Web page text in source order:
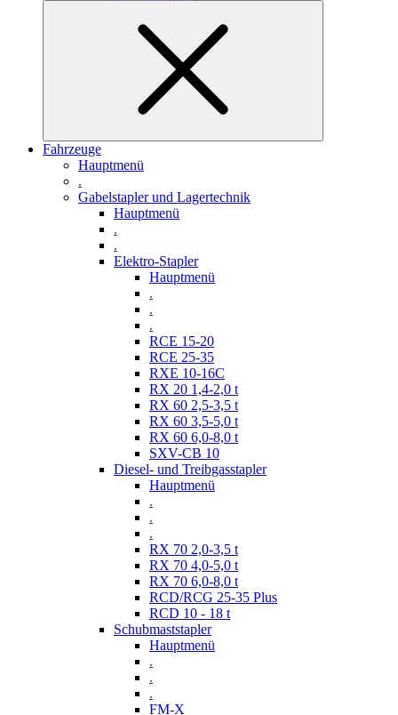
Fahrzeuge
Hauptmenü
.
Gabelstapler und Lagertechnik
Hauptmenü
.
.
Elektro-Stapler
Hauptmenü
.
.
.
RCE 15-20
RCE 25-35
RXE 10-16C
RX 20 1,4-2,0 t
RX 60 2,5-3,5 t
RX 60 3,5-5,0 t
RX 60 6,0-8,0 t
SXV-CB 10
Diesel- und Treibgasstapler
Hauptmenü
.
.
.
RX 70 2,0-3,5 t
RX 70 4,0-5,0 t
RX 70 6,0-8,0 t
RCD/RCG 25-35 Plus
RCD 10 - 18 t
Schubmaststapler
Hauptmenü
.
.
.
FM-X